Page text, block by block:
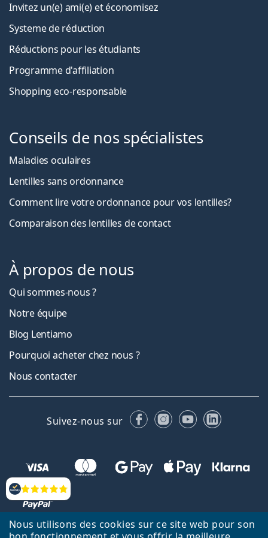
Nous utilisons des cookies sur ce site web pour son
Évaluation
Invitez un(e) ami(e) et économisez
Systeme de réduction
Réductions pour les étudiants
Programme d'affiliation
Shopping eco-responsable
Conseils de nos spécialistes
Maladies oculaires
Lentilles sans ordonnance
Comment lire votre ordonnance pour vos lentilles?
Comparaison des lentilles de contact
À propos de nous
Qui sommes-nous ?
Notre équipe
Blog Lentiamo
Pourquoi acheter chez nous ?
Nous contacter
Suivez-nous sur FacebookInstagram
YouTubeLinkedIn